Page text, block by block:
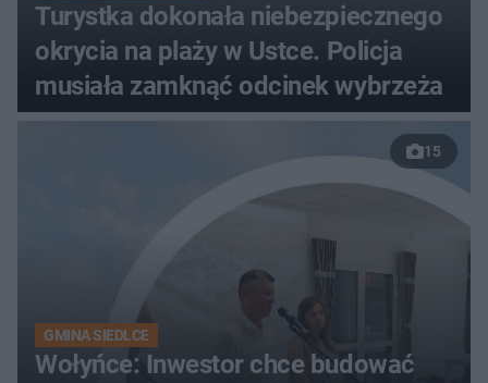
Turystka dokonała niebezpiecznego
okrycia na plaży w Ustce. Policja
musiała zamknąć odcinek wybrzeża
15
GMINA SIEDLCE
Wołyńce: Inwestor chce budować